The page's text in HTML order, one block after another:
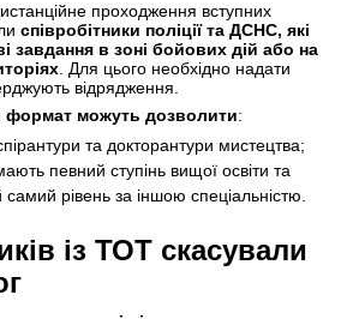
проходження вступних
співробітники поліції та ДСНС, які
завдання в зоні бойових дій або на
. Для цього необхідно надати
відрядження.
формат можуть дозволити:
та докторантури мистецтва;
певний ступінь вищої освіти та
рівень за іншою спеціальністю.
із ТОТ скасували